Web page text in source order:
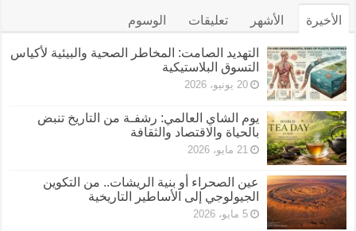
الأخيرة الأشهر تعليقات الوسوم
التهديد الصامت: المخاطر الصحية والبيئية لأكياس
التسوق البلاستيكية
20 يونيو، 2026
يوم الشاي العالمي: رشفـة من التاريخ تنبض
بالحياة والاقتصاد والثقافة
21 مايو، 2026
عين الصحراء أو بنية الريشات.. من التكوين
الجيولوجي إلى الأساطير التاريخية
5 مايو، 2026